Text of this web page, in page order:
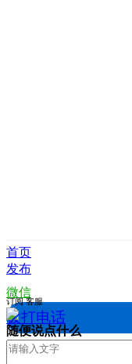
首页
发布
微信
拨打电话
订阅 客服
随便说点什么